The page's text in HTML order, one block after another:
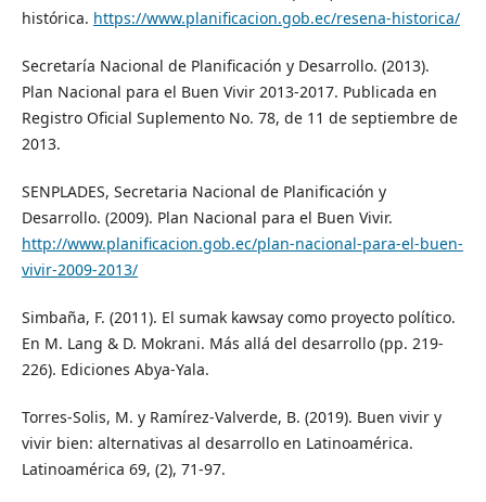
histórica. https://www.planificacion.gob.ec/resena-historica/
Secretaría Nacional de Planificación y Desarrollo. (2013).
Plan Nacional para el Buen Vivir 2013-2017. Publicada en
Registro Oficial Suplemento No. 78, de 11 de septiembre de
2013.
SENPLADES, Secretaria Nacional de Planificación y
Desarrollo. (2009). Plan Nacional para el Buen Vivir.
http://www.planificacion.gob.ec/plan-nacional-para-el-buen-
vivir-2009-2013/
Simbaña, F. (2011). El sumak kawsay como proyecto político.
En M. Lang & D. Mokrani. Más allá del desarrollo (pp. 219-
226). Ediciones Abya-Yala.
Torres-Solis, M. y Ramírez-Valverde, B. (2019). Buen vivir y
vivir bien: alternativas al desarrollo en Latinoamérica.
Latinoamérica 69, (2), 71-97.